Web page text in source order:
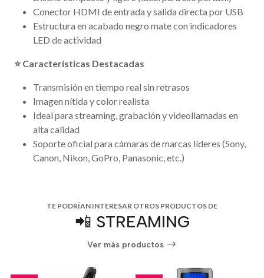
Conector HDMI de entrada y salida directa por USB
Estructura en acabado negro mate con indicadores
LED de actividad
⭐ Características Destacadas
Transmisión en tiempo real sin retrasos
Imagen nítida y color realista
Ideal para streaming, grabación y videollamadas en
alta calidad
Soporte oficial para cámaras de marcas líderes (Sony,
Canon, Nikon, GoPro, Panasonic, etc.)
TE PODRÍAN INTERESAR OTROS PRODUCTOS DE
📲 STREAMING
Ver más productos